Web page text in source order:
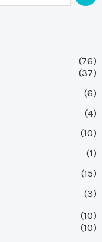
(76)
(37)
(6)
(4)
(10)
(1)
(15)
(3)
(10)
(10)